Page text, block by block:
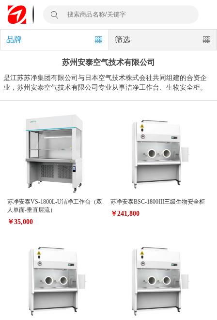
品牌 筛选
苏州安泰空气技术有限公司
是江苏苏净集团有限公司与日本空气技术株式会社共同组建的合资企
业，苏州安泰空气技术有限公司专业从事洁净工作台、生物安全柜。
苏净安泰VS-1800L-U洁净工作台（双
人单面-垂直层流）
￥35,000
苏净安泰BSC-1800III三级生物安全柜
￥241,800